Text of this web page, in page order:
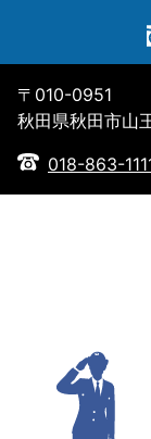
〒010-0951
秋田県秋田市山
018-863-